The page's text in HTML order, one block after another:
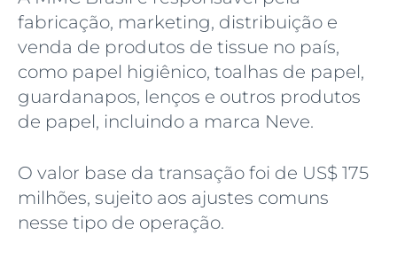
fabricação, marketing, distribuição e
venda de produtos de tissue no país,
como papel higiênico, toalhas de papel,
guardanapos, lenços e outros produtos
de papel, incluindo a marca Neve.
O valor base da transação foi de US$ 175
milhões, sujeito aos ajustes comuns
nesse tipo de operação.